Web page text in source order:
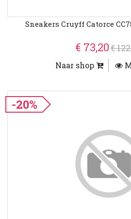
Sneakers Cruyff Catorce
€ 73,20€
Naar shop
-20%